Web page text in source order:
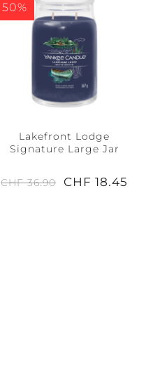
50%
Lakefront Lodge
Signature Large Jar
CHF 36.90 CHF 18.45